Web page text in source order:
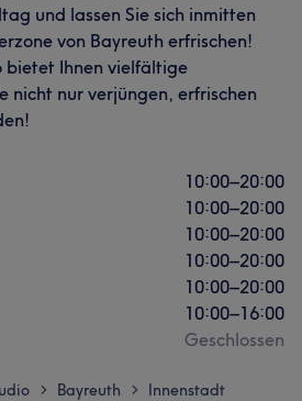
und lassen Sie sich inmitten
von Bayreuth erfrischen!
bietet Ihnen vielfältige
nicht nur verjüngen, erfrischen
10:00–20:00
10:00–20:00
10:00–20:00
10:00–20:00
10:00–20:00
10:00–16:00
Geschlossen
> Bayreuth > Innenstadt